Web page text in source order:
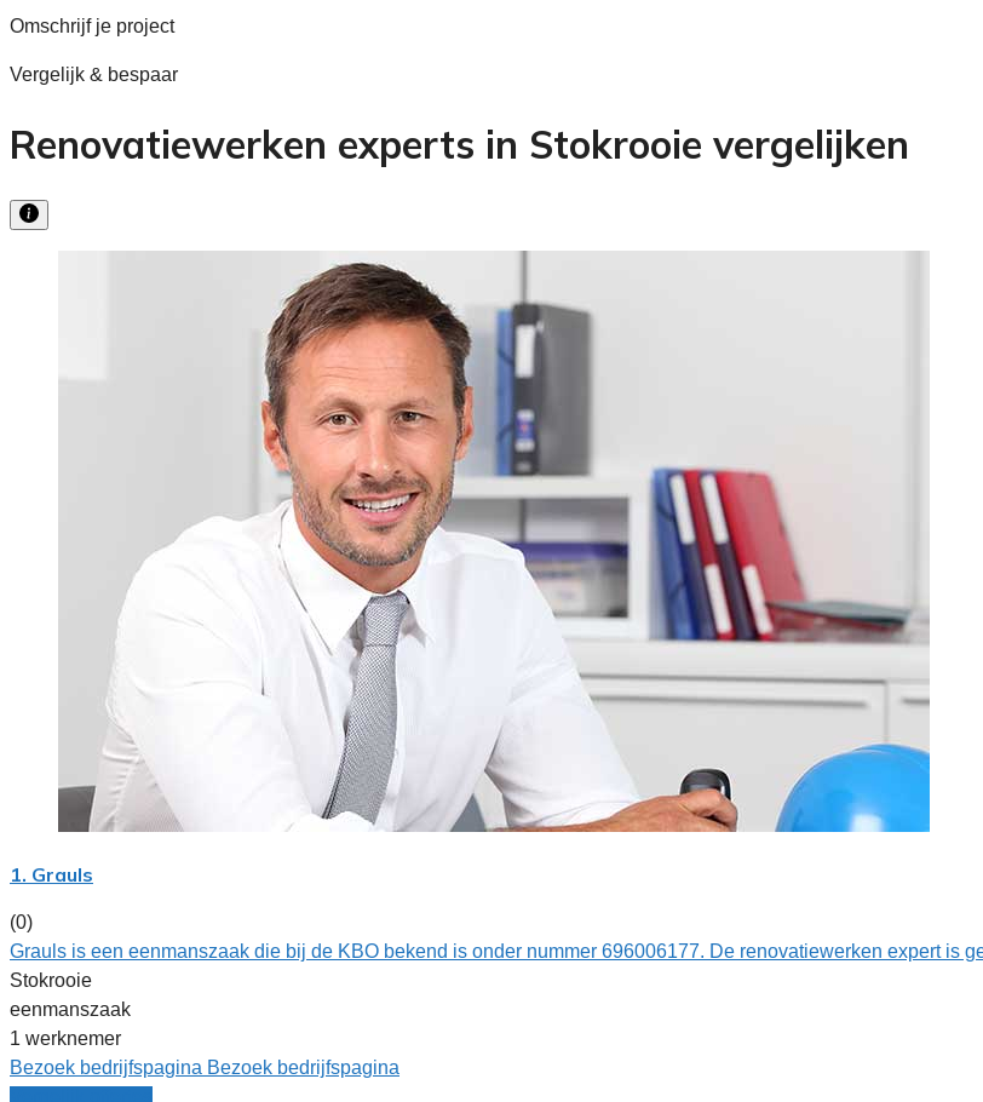
Omschrijf je project
Vergelijk & bespaar
Renovatiewerken experts in Stokrooie vergelijken
1. Grauls
(0)
Grauls is een eenmanszaak die bij de KBO bekend is onder nummer 696006177. De renovatiewerken expert is
Stokrooie
eenmanszaak
1 werknemer
Bezoek bedrijfspagina Bezoek bedrijfspagina